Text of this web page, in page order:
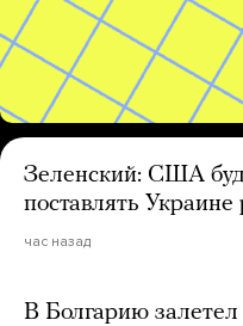
Зеленский: США
поставлять
час назад
В Болгарию залетел